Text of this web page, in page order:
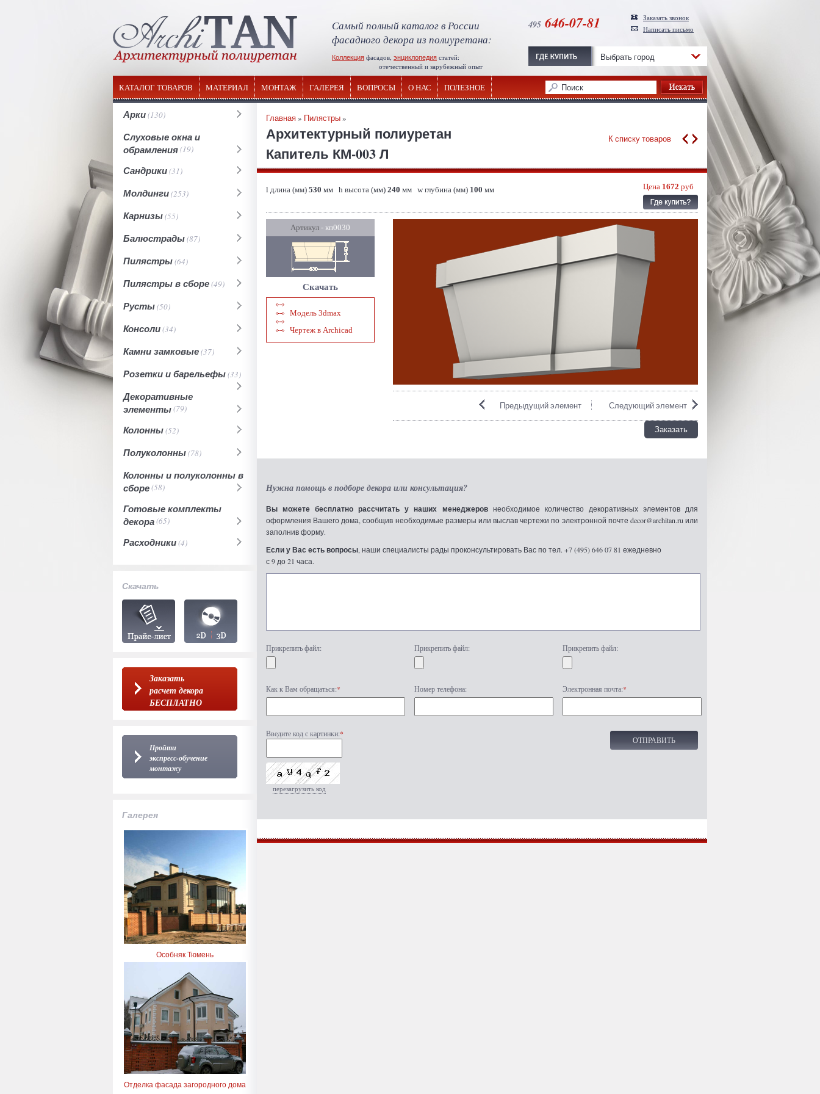
Самый полный каталог в России
фасадного декора из полиуретана:
Коллекция фасадов, энциклопедия статей:
отечественный и зарубежный опыт
495 646-07-81
Заказать звонок
Написать письмо
Выбрать город
КАТАЛОГ ТОВАРОВ МАТЕРИАЛ МОНТАЖ ГАЛЕРЕЯ ВОПРОСЫ О НАС ПОЛЕЗНОЕ
Арки(130)
Слуховые окна и
обрамления(19)
Сандрики(31)
Молдинги(253)
Карнизы(55)
Балюстрады(87)
Пилястры(64)
Пилястры в сборе(49)
Русты(50)
Консоли(34)
Камни замковые(37)
Розетки и барельефы(33)
Декоративные
элементы(79)
Колонны(52)
Полуколонны(78)
Колонны и полуколонны в
сборе(58)
Готовые комплекты
декора(65)
Расходники(4)
Скачать
Заказать
расчет декора
БЕСПЛАТНО
Пройти
экспресс-обучение
монтажу
Галерея
Особняк Тюмень
Отделка фасада загородного дома
Главная» Пилястры»
Архитектурный полиуретан
Капитель КМ-003 Л
К списку товаров
l длина (мм) 530 мм h высота (мм) 240 мм w глубина (мм) 100 мм Цена 1672 руб
Артикул - кп0030
Скачать
Модель 3dmax
Чертеж в Archicad
Следующий элемент
Предыдущий элемент
Заказать
Нужна помощь в подборе декора или консультация?
Вы можете бесплатно рассчитать у наших менеджеровнеобходимое количество декоративных элементов для
оформления Вашего дома, сообщив необходимые размеры или выслав чертежи по электронной почте decor@architan.ru или
заполнив форму.
Если у Вас есть вопросы , наши специалисты рады проконсультировать Вас по тел. +7 (495) 646 07 81 ежедневно
с 9 до 21 часа.
Прикрепить файл: Прикрепить файл: Прикрепить файл:
Как к Вам обращаться:* Номер телефона: Электронная почта:*
Введите код с картинки:*
перезагрузить код